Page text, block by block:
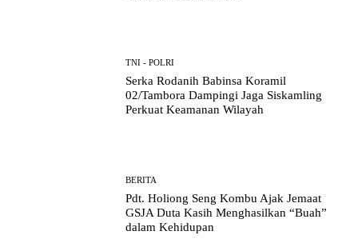
TNI - POLRI
Serka Rodanih Babinsa Koramil
02/Tambora Dampingi Jaga Siskamling
Perkuat Keamanan Wilayah
BERITA
Pdt. Holiong Seng Kombu Ajak Jemaat
GSJA Duta Kasih Menghasilkan “Buah”
dalam Kehidupan